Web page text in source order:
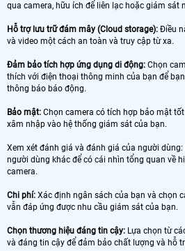
qua camera, hữu ích để liên lạc hoặc giám sát
Hỗ trợ lưu trữ đám mây (Cloud storage): Điều
và video một cách an toàn và truy cập từ xa.
Đảm bảo tích hợp ứng dụng di động: Chọn
thích với điện thoại thông minh của bạn để
thông báo báo động.
Bảo mật: Chọn camera có tích hợp bảo mật
xâm nhập vào hệ thống giám sát của bạn.
Xem xét đánh giá và đánh giá của người
người dùng khác để có cái nhìn tổng quan về
camera.
Chi phí: Xác định ngân sách của bạn và chọn
vẫn đáp ứng được nhu cầu giám sát của bạn.
Chọn thương hiệu đáng tin cậy: Lựa chọn từ
và đáng tin cậy để đảm bảo chất lượng và hỗ